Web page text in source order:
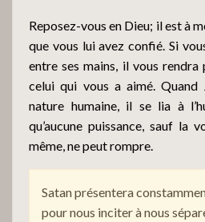
Reposez-vous en Dieu; il est à
que vous lui avez confié. Si
entre ses mains, il vous rendra
celui qui vous a aimé. Quand
nature humaine, il se lia à
qu’aucune puissance, sauf la
même, ne peut rompre.
Satan présentera
pour nous inciter à nous